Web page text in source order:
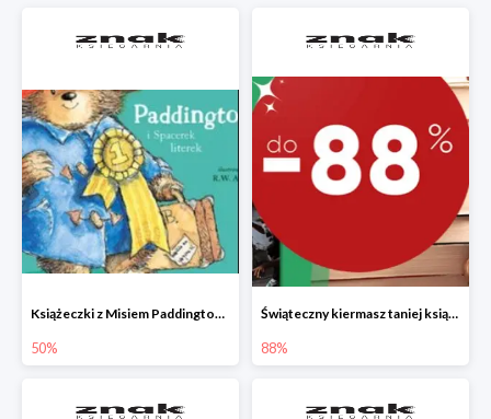
Książeczki z Misiem Paddingtonem do -50%
50%
Świąteczny kiermasz taniej książki
88%